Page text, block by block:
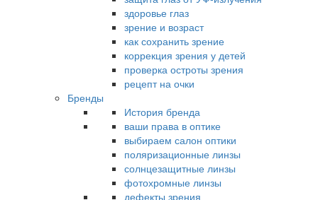
здоровье глаз
зрение и возраст
как сохранить зрение
коррекция зрения у детей
проверка остроты зрения
рецепт на очки
Бренды
История бренда
ваши права в оптике
выбираем салон оптики
поляризационные линзы
солнцезащитные линзы
фотохромные линзы
дефекты зрения